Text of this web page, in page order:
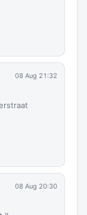
08 Aug 21:32
08 Aug 20:30